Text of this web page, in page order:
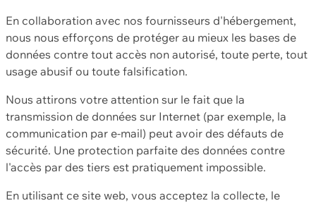
En collaboration avec nos fournisseurs d'hébergement,
nous nous efforçons de protéger au mieux les bases de
données contre tout accès non autorisé, toute perte, tout
usage abusif ou toute falsification.
Nous attirons votre attention sur le fait que la
transmission de données sur Internet (par exemple, la
communication par e-mail) peut avoir des défauts de
sécurité. Une protection parfaite des données contre
l'accès par des tiers est pratiquement impossible.
En utilisant ce site web, vous acceptez la collecte, le